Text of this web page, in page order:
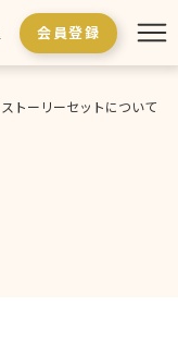
会員登録
ストーリーセットについて